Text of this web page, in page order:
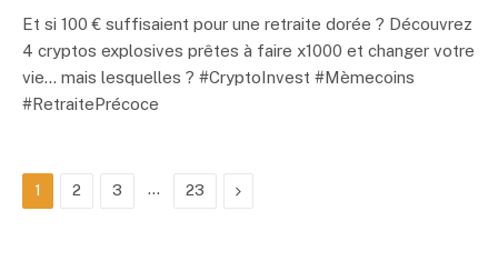
Et si 100 € suffisaient pour une retraite dorée ? Découvrez
4 cryptos explosives prêtes à faire x1000 et changer votre
vie… mais lesquelles ? #CryptoInvest #Mèmecoins
#RetraitePrécoce
1 2 3 … 23 Next